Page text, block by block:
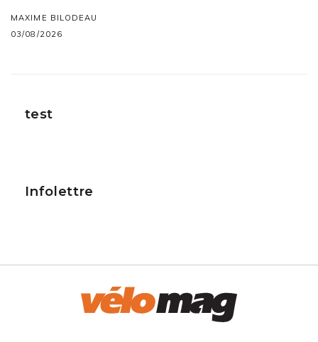
MAXIME BILODEAU
03/08/2026
test
Infolettre